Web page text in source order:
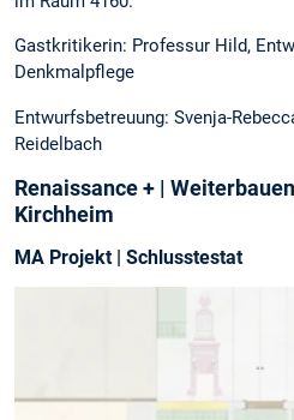
Gastkritikerin: Professur Hild,
Denkmalpflege
Entwurfsbetreuung: Svenja-
Reidelbach
Renaissance + |
Kirchheim
MA Projekt | Schlusstestat